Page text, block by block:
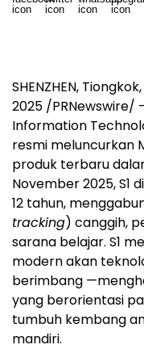
SHENZHEN,
2025 /PRNewswire/
Information
resmi meluncurkan
produk terbaru
November 2025, S1
12 tahun,
tracking) canggih,
sarana belajar. S1
modern akan
berimbang
yang berorientasi
tumbuh kembang
mandiri.